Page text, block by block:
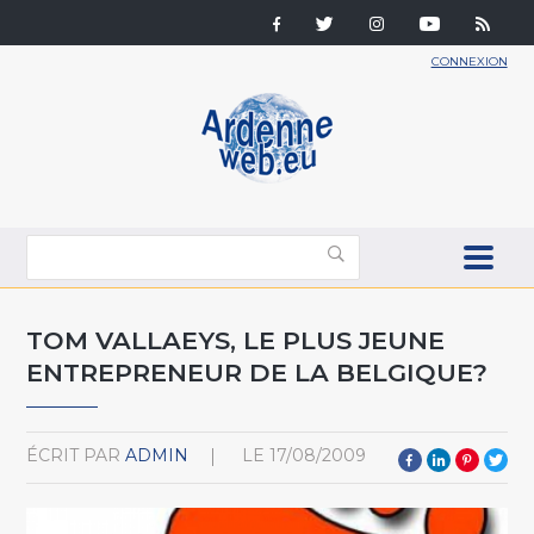
CONNEXION
TOM VALLAEYS, LE PLUS JEUNE
ENTREPRENEUR DE LA BELGIQUE?
ÉCRIT PAR ADMIN LE 17/08/2009